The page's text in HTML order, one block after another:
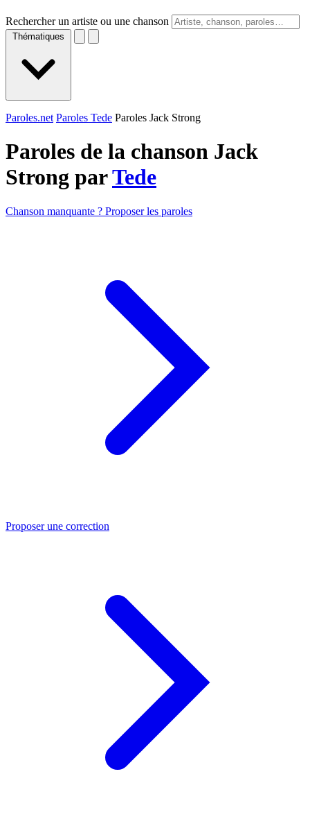
Rechercher un artiste ou une chanson
Thématiques
Paroles.net Paroles Tede Paroles Jack Strong
Paroles de la chanson Jack
Strong parTede
Chanson manquante ? Proposer les paroles
Proposer une correction